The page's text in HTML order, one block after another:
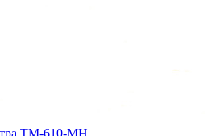
ТМ-610-МН